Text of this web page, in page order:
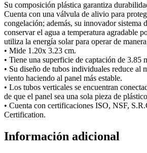
Su composición plástica garantiza
Cuenta con una válvula de alivio para
congelación; además, su innovador sistema
conservar el agua a temperatura agradable
utiliza la energía solar para operar de
• Mide 1.20x 3.23 cm.
• Tiene una superficie de captación de 3.85
• Su diseño de tubos individuales reduce al
viento haciendo al panel más estable.
• Los tubos verticales se encuentran
de que el panel sea una sola pieza de
• Cuenta con certificaciones ISO, NSF,
Certification.
Información adicional